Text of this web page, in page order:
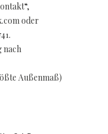
oder
nach
Außenmaß)